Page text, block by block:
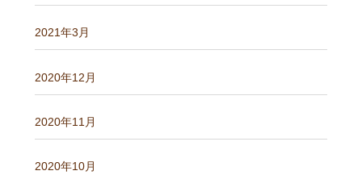
2021年3月
2020年12月
2020年11月
2020年10月